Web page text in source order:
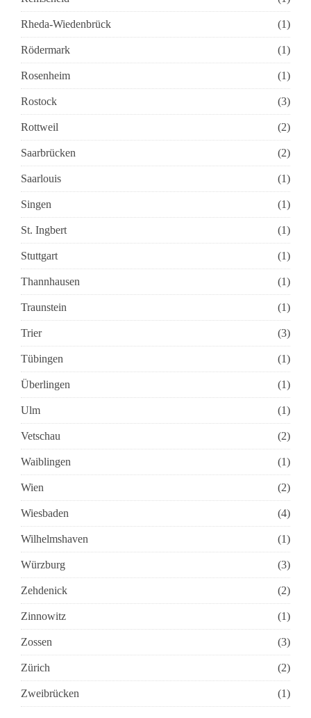
Rheda-Wiedenbrück (1)
Rödermark (1)
Rosenheim (1)
Rostock (3)
Rottweil (2)
Saarbrücken (2)
Saarlouis (1)
Singen (1)
St. Ingbert (1)
Stuttgart (1)
Thannhausen (1)
Traunstein (1)
Trier (3)
Tübingen (1)
Überlingen (1)
Ulm (1)
Vetschau (2)
Waiblingen (1)
Wien (2)
Wiesbaden (4)
Wilhelmshaven (1)
Würzburg (3)
Zehdenick (2)
Zinnowitz (1)
Zossen (3)
Zürich (2)
Zweibrücken (1)